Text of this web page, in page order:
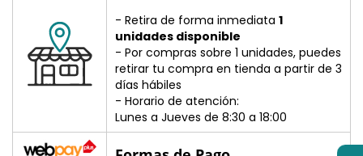
- Retira de forma inmediata 1
unidades disponible
- Por compras sobre 1 unidades, puedes
retirar tu compra en tienda a partir de 3
días hábiles
- Horario de atención:
Lunes a Jueves de 8:30 a 18:00